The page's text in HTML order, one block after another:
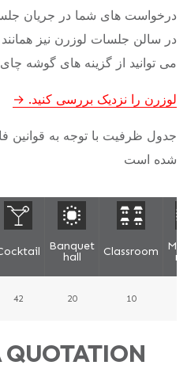
درخواست های شما در جریان
در سالن جلسات لوزرن نیز
می توانید از گزینه های گوشه
لوزرن را نزدیک بررسی کنید.
جدول ظرفیت با توجه به قوانین
شده است
Classroom
Banquet
hall
10
20
42
QUOTATION